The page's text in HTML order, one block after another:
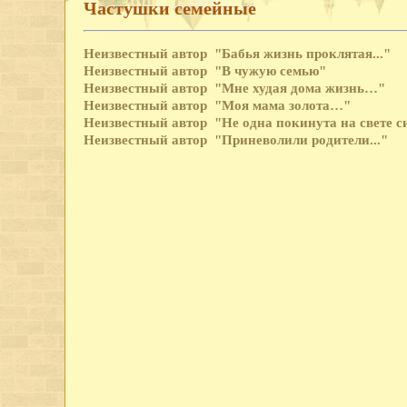
Частушки семейные
Неизвестный автор "Бабья жизнь проклятая..."
Неизвестный автор "В чужую семью"
Неизвестный автор "Мне худая дома жизнь…"
Неизвестный автор "Моя мама золота…"
Неизвестный автор "Не одна покинута на свете
Неизвестный автор "Приневолили родители..."